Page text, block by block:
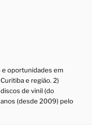
e oportunidades em
e região. 2)
de vinil (do
anos (desde 2009) pelo